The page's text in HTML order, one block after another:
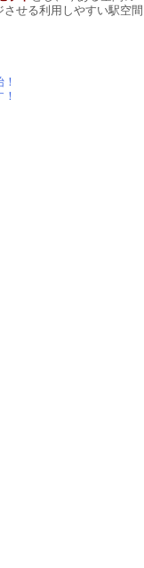
せる利用しやすい駅空間